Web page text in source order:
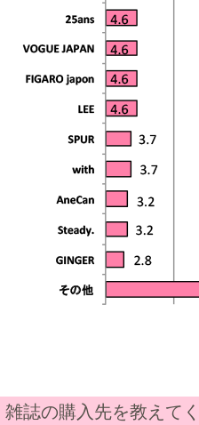
雑誌の購入先を教えて